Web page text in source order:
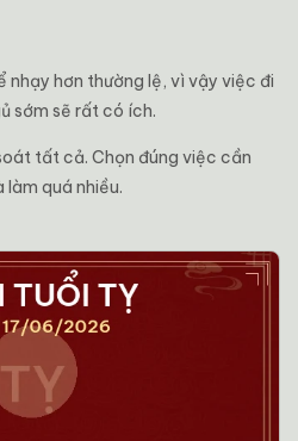
nhạy hơn thường lệ, vì vậy việc đi
sớm sẽ rất có ích.
tất cả. Chọn đúng việc cần
làm quá nhiều.